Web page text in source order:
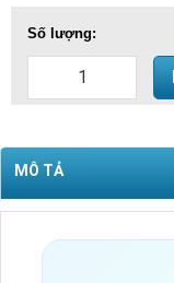
Số lượng:
MÔ TẢ